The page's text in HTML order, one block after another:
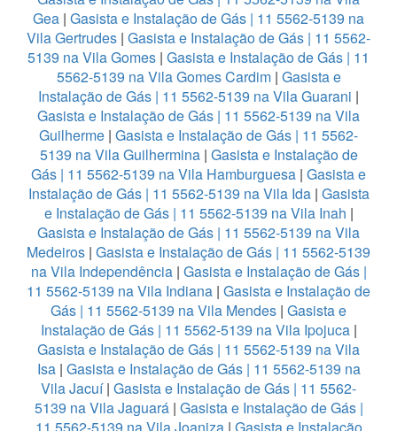
Gea | Gasista e Instalação de Gás | 11 5562-5139 na
Vila Gertrudes | Gasista e Instalação de Gás | 11 5562-
5139 na Vila Gomes | Gasista e Instalação de Gás | 11
5562-5139 na Vila Gomes Cardim| Gasista e
Instalação de Gás | 11 5562-5139 na Vila Guarani |
Gasista e Instalação de Gás | 11 5562-5139 na Vila
Guilherme | Gasista e Instalação de Gás | 11 5562-
5139 na Vila Guilhermina| Gasista e Instalação de
Gás | 11 5562-5139 na Vila Hamburguesa | Gasista e
Instalação de Gás | 11 5562-5139 na Vila Ida| Gasista
e Instalação de Gás | 11 5562-5139 na Vila Inah |
Gasista e Instalação de Gás | 11 5562-5139 na Vila
Medeiros | Gasista e Instalação de Gás | 11 5562-5139
na Vila Independência| Gasista e Instalação de Gás |
11 5562-5139 na Vila Indiana | Gasista e Instalação de
Gás | 11 5562-5139 na Vila Mendes | Gasista e
Instalação de Gás | 11 5562-5139 na Vila Ipojuca|
Gasista e Instalação de Gás | 11 5562-5139 na Vila
Isa| Gasista e Instalação de Gás | 11 5562-5139 na
Vila Jacuí| Gasista e Instalação de Gás | 11 5562-
5139 na Vila Jaguará| Gasista e Instalação de Gás |